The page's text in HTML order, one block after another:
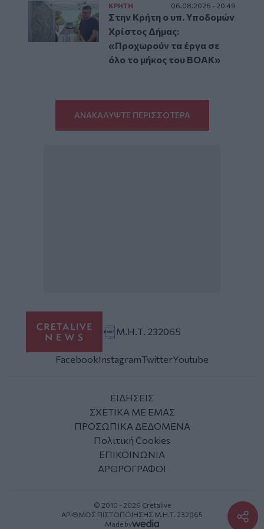
ΚΡΗΤΗ 06.08.2026 - 20:49
Στην Κρήτη ο υπ. Υποδομών
Χρίστος Δήμας:
«Προχωρούν τα έργα σε
όλο το μήκος του ΒΟΑΚ»
ΑΝΑΚΑΛΥΨΤΕ ΠΕΡΙΣΣΟΤΕΡΑ
Μ.Η.Τ. 232065
FacebookInstagramTwitterYoutube
ΕΙΔΗΣΕΙΣ
ΣΧΕΤΙΚΑ ΜΕ ΕΜΑΣ
ΠΡΟΣΩΠΙΚΑ ΔΕΔΟΜΕΝΑ
Πολιτική Cookies
ΕΠΙΚΟΙΝΩΝΙΑ
ΑΡΘΡΟΓΡΑΦΟΙ
© 2010 - 2026 Cretalive
ΑΡΙΘΜΟΣ ΠΙΣΤΟΠΟΙΗΣΗΣ Μ.Η.Τ. 232065
Made by